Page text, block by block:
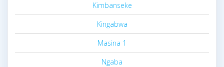
Kimbanseke
Kingabwa
Masina 1
Ngaba